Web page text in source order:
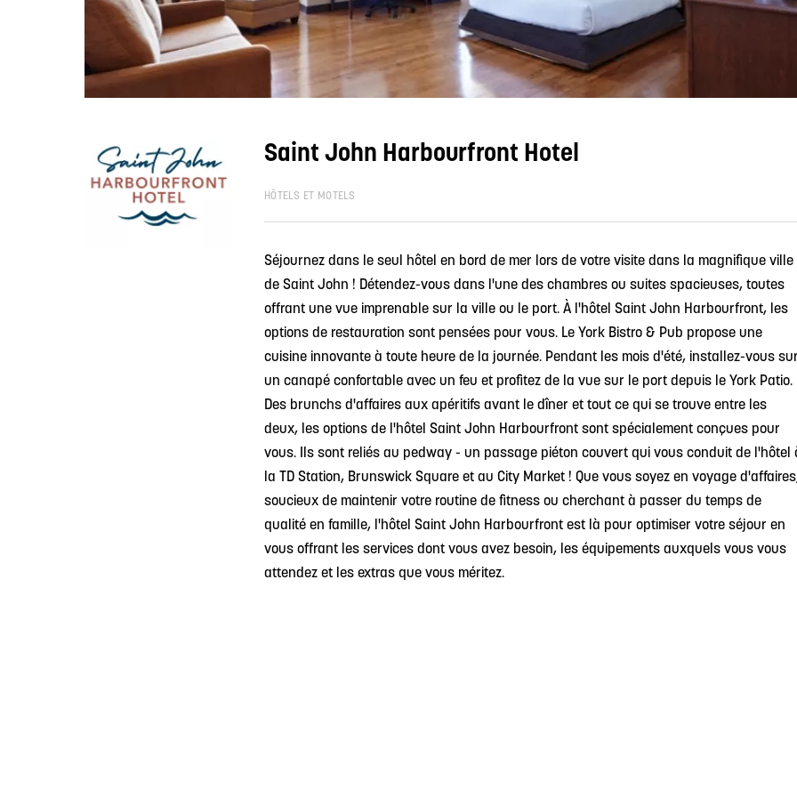
Saint John Harbourfront Hotel
HÔTELS ET MOTELS
Séjournez dans le seul hôtel en bord de mer lors de votre visite dans la magnifique ville
de Saint John ! Détendez-vous dans l'une des chambres ou suites spacieuses, toutes
offrant une vue imprenable sur la ville ou le port. À l'hôtel Saint John Harbourfront, les
options de restauration sont pensées pour vous. Le York Bistro & Pub propose une
cuisine innovante à toute heure de la journée. Pendant les mois d'été, installez-vous
un canapé confortable avec un feu et profitez de la vue sur le port depuis le York Patio.
Des brunchs d'affaires aux apéritifs avant le dîner et tout ce qui se trouve entre les
deux, les options de l'hôtel Saint John Harbourfront sont spécialement conçues pour
vous. Ils sont reliés au pedway - un passage piéton couvert qui vous conduit de l'hôtel
la TD Station, Brunswick Square et au City Market ! Que vous soyez en voyage
soucieux de maintenir votre routine de fitness ou cherchant à passer du temps de
qualité en famille, l'hôtel Saint John Harbourfront est là pour optimiser votre séjour en
vous offrant les services dont vous avez besoin, les équipements auxquels vous vous
attendez et les extras que vous méritez.